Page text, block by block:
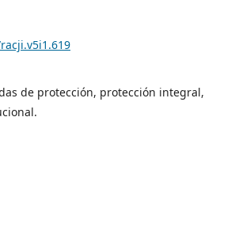
de protección, protección integral,